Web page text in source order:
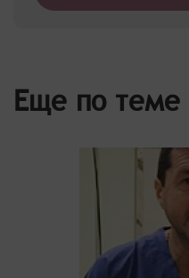
Еще по теме